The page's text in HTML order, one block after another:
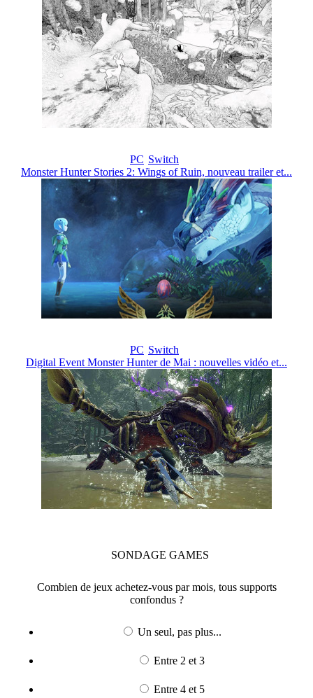
PC Switch
Monster Hunter Stories 2: Wings of Ruin, nouveau trailer et...
PC Switch
Digital Event Monster Hunter de Mai : nouvelles vidéo et...
SONDAGE GAMES
Combien de jeux achetez-vous par mois, tous supports
confondus ?
Un seul, pas plus...
Entre 2 et 3
Entre 4 et 5